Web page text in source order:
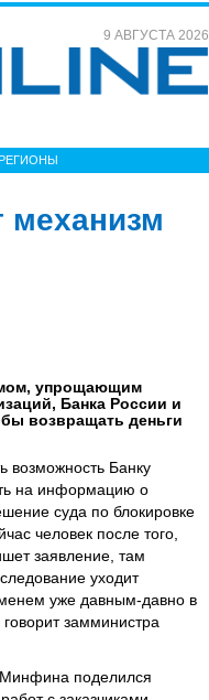
9 АВГУСТА 2026
механизм
упрощающим
Банка России и
возвращать деньги
возможность Банку
на информацию о
суда по блокировке
человек после того,
заявление, там
уходит
уже давным-давно в
замминистра
поделился